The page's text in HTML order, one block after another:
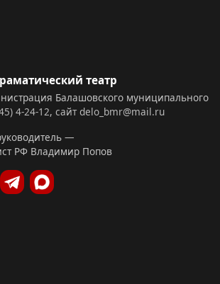
театр
Балашовского муниципального
4-24-12, сайт delo_bmr@mail.ru
—
РФ Владимир Попов